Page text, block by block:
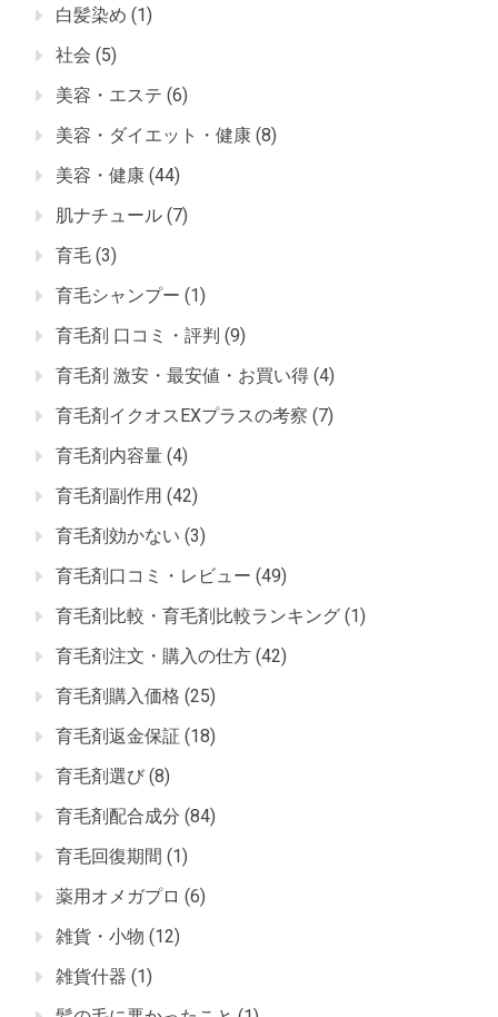
白髪染め (1)
社会 (5)
美容・エステ (6)
美容・ダイエット・健康 (8)
美容・健康 (44)
肌ナチュール (7)
育毛 (3)
育毛シャンプー (1)
育毛剤 口コミ・評判 (9)
育毛剤 激安・最安値・お買い得 (4)
育毛剤イクオスEXプラスの考察 (7)
育毛剤内容量 (4)
育毛剤副作用 (42)
育毛剤効かない (3)
育毛剤口コミ・レビュー (49)
育毛剤比較・育毛剤比較ランキング (1)
育毛剤注文・購入の仕方 (42)
育毛剤購入価格 (25)
育毛剤返金保証 (18)
育毛剤選び (8)
育毛剤配合成分 (84)
育毛回復期間 (1)
薬用オメガプロ (6)
雑貨・小物 (12)
雑貨什器 (1)